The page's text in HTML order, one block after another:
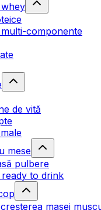
componente
de vită
mese
pulbere
to drink
masei